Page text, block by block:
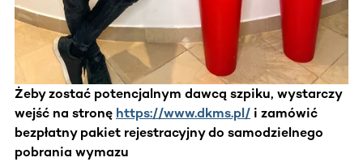
Żeby zostać potencjalnym dawcą szpiku, wystarczy
wejść na stronę https://www.dkms.pl/ i zamówić
bezpłatny pakiet rejestracyjny do samodzielnego
pobrania wymazu